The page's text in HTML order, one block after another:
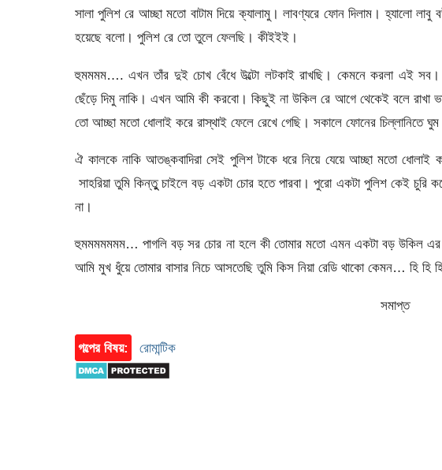
সালা পুলিশ রে আচ্ছা মতো বাটাম দিয়ে ক্যালামু। লাবণ্যরে ফোন দিলাম। হ্যালো
হয়েছে বলো। পুলিশ রে তো তুলে ফেলছি। কীইইই।
হুমমমম…. এখন তাঁর দুই চোখ বেঁধে উল্টো লটকাই রাখছি। কেমনে করলা এই সব।
ছেঁড়ে দিমু নাকি। এখন আমি কী করবো। কিছুই না উকিল রে আগে থেকেই বলে রাখা
তো আচ্ছা মতো ধোলাই করে রাস্থাই ফেলে রেখে গেছি। সকালে ফোনের চিল্লানিতে
ঐ কালকে নাকি আতঙ্কবাদিরা সেই পুলিশ টাকে ধরে নিয়ে যেয়ে আচ্ছা মতো
সাহরিয়া তুমি কিন্তুু চাইলে বড় একটা চোর হতে পারবা। পুরো একটা পুলিশ কেই চুরি
না।
হুমমমমমমম… পাগলি বড় সর চোর না হলে কী তোমার মতো এমন একটা বড় উকিল
আমি মুখ ধুঁয়ে তোমার বাসার নিচে আসতেছি তুমি কিস নিয়া রেডি থাকো কেমন… হি হি
সমাপ্ত
গল্পের বিষয়: রোমান্টিক